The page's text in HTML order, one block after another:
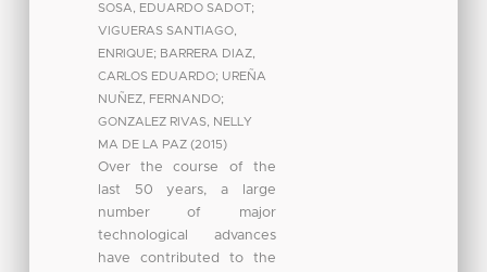
SOSA, EDUARDO SADOT;
VIGUERAS SANTIAGO,
ENRIQUE; BARRERA DIAZ,
CARLOS EDUARDO; UREÑA
NUÑEZ, FERNANDO;
GONZALEZ RIVAS, NELLY
MA DE LA PAZ (2015)
Over the course of the
last 50 years, a large
number of major
technological advances
have contributed to the